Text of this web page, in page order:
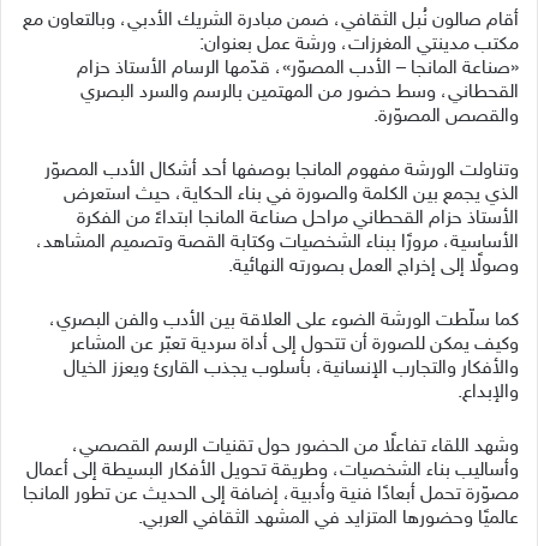
أقام صالون نُبل الثقافي، ضمن مبادرة الشريك الأدبي، وبالتعاون مع
مكتب مدينتي المغرزات، ورشة عمل بعنوان:
«صناعة المانجا – الأدب المصوّر»، قدّمها الرسام الأستاذ حزام
القحطاني، وسط حضور من المهتمين بالرسم والسرد البصري
والقصص المصوّرة.
وتناولت الورشة مفهوم المانجا بوصفها أحد أشكال الأدب المصوّر
الذي يجمع بين الكلمة والصورة في بناء الحكاية، حيث استعرض
الأستاذ حزام القحطاني مراحل صناعة المانجا ابتداءً من الفكرة
الأساسية، مرورًا ببناء الشخصيات وكتابة القصة وتصميم المشاهد،
وصولًا إلى إخراج العمل بصورته النهائية.
كما سلّطت الورشة الضوء على العلاقة بين الأدب والفن البصري،
وكيف يمكن للصورة أن تتحول إلى أداة سردية تعبّر عن المشاعر
والأفكار والتجارب الإنسانية، بأسلوب يجذب القارئ ويعزز الخيال
والإبداع.
وشهد اللقاء تفاعلًا من الحضور حول تقنيات الرسم القصصي،
وأساليب بناء الشخصيات، وطريقة تحويل الأفكار البسيطة إلى أعمال
مصوّرة تحمل أبعادًا فنية وأدبية، إضافة إلى الحديث عن تطور المانجا
عالميًا وحضورها المتزايد في المشهد الثقافي العربي.